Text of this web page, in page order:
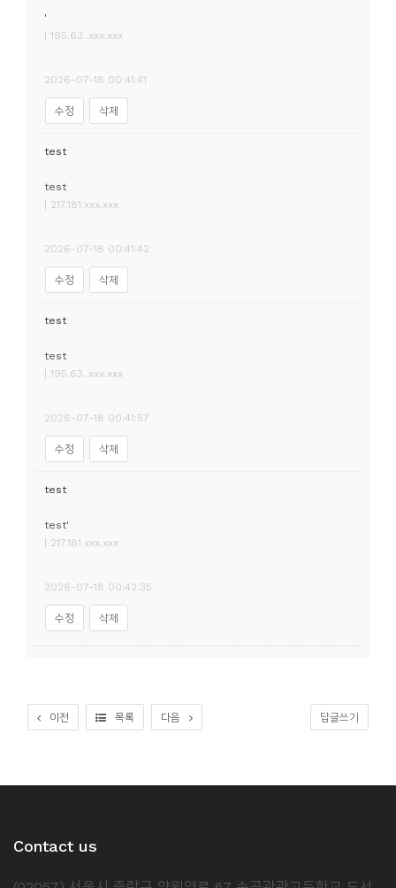
'
| 195.63..xxx.xxx
2026-07-18 00:41:41
수정 삭제
test
test
| 217.181.xxx.xxx
2026-07-18 00:41:42
수정 삭제
test
test
| 195.63..xxx.xxx
2026-07-18 00:41:57
수정 삭제
test
test'
| 217.181.xxx.xxx
2026-07-18 00:42:35
수정 삭제
이전 목록 다음 답글쓰기
Contact us